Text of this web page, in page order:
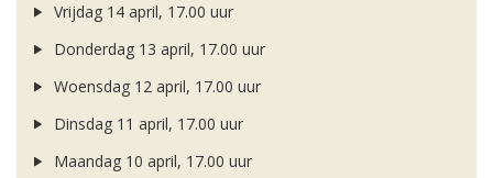
Vrijdag 14 april, 17.00 uur
Donderdag 13 april, 17.00 uur
Woensdag 12 april, 17.00 uur
Dinsdag 11 april, 17.00 uur
Maandag 10 april, 17.00 uur